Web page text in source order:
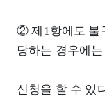
② 제1항에도 불
당하는 경우에는
신청을 할 수 있